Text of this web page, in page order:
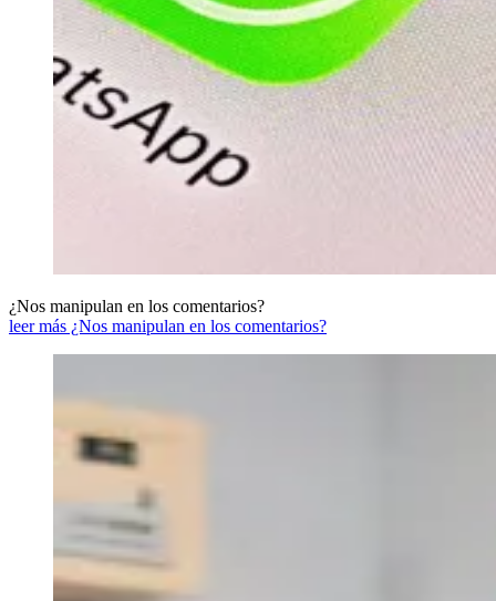
¿Nos manipulan en los comentarios?
leer más ¿Nos manipulan en los comentarios?